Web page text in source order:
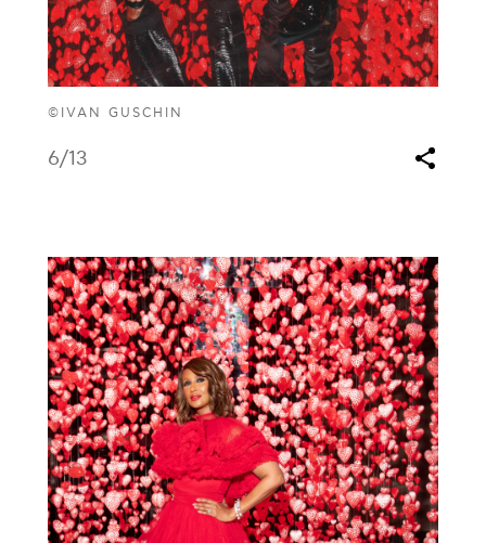
©IVAN GUSCHIN
6/13